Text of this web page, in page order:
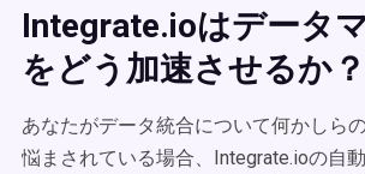
Integrate.ioはデータ
をどう加速させるか？
あなたがデータ統合について何かしら
悩まされている場合、Integrate.ioの自